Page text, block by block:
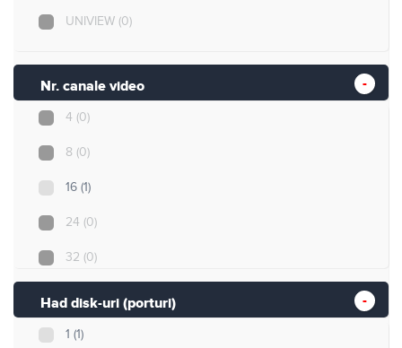
UNIVIEW (0)
Nr. canale video
4 (0)
8 (0)
16 (1)
24 (0)
32 (0)
Had disk-uri (porturi)
1 (1)